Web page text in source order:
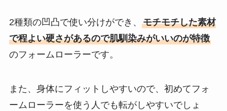
2種類の凹凸で使い分けができ、 モチモチした素材
で程よい硬さがあるので肌馴染みがいいのが特徴
のフォームローラーです。
また、身体にフィットしやすいので、初めてフォ
ームローラーを使う人でも転がしやすいでしょ